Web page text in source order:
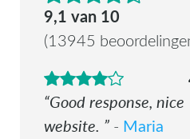
4.6 van de 5 sterren
9,1 van 10
(13945
Good response, nice
website.
- Maria